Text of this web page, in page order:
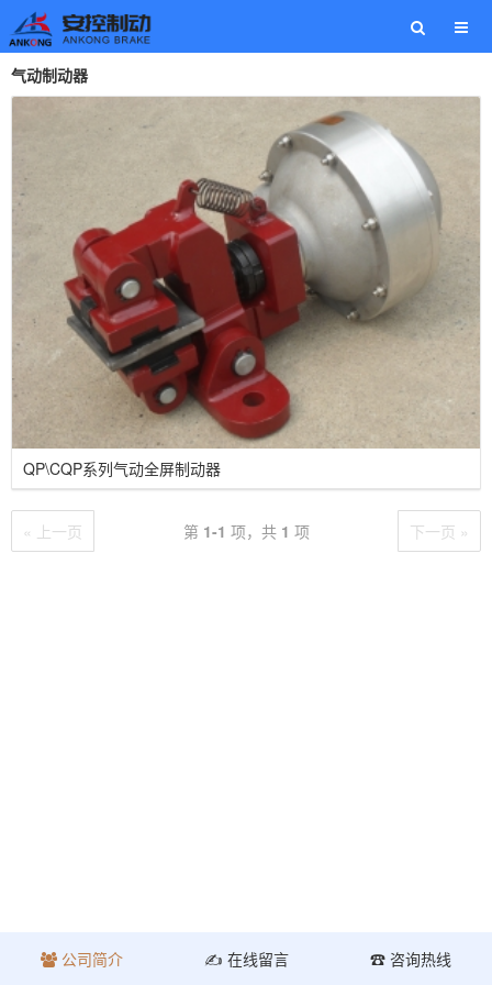
气动制动器
QP\CQP系列气动全屏制动器
« 上一页 第 1-1 项，共 1 项 下一页 »
公司简介 ✍ 在线留言 ☎ 咨询热线